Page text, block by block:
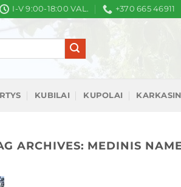
I-V 9:00-18:00 VAL. +370 665 46911
KUBILAI KUPOLAI
ARCHIVES: MEDINIS